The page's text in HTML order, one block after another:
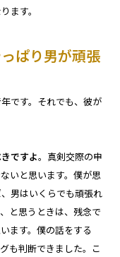
ます。
ぱり男が頑張
です。それでも、彼が
ですよ。真剣交際の申
いと思います。僕が思
男はいくらでも頑張れ
と思うときは、残念で
ます。僕の話をする
も判断できました。こ